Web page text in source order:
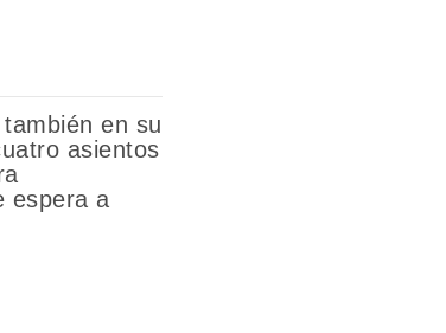
en su
asientos
espera a